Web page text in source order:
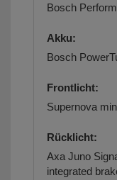
Bosch
Akku:
Bosch
Frontlicht:
Supernova
Rücklicht:
Axa Juno
integrated